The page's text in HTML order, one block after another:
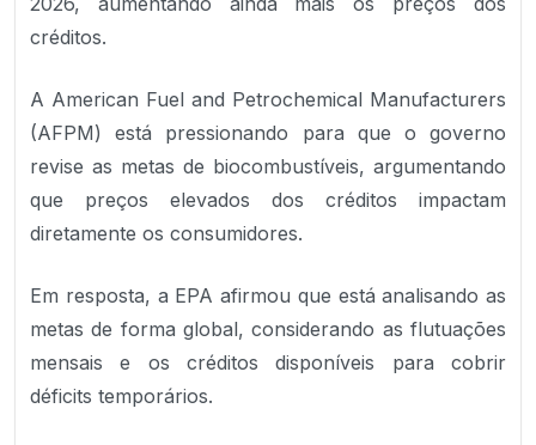
créditos.
A American Fuel and Petrochemical Manufacturers
(AFPM) está pressionando para que o governo
revise as metas de biocombustíveis, argumentando
que preços elevados dos créditos impactam
diretamente os consumidores.
Em resposta, a EPA afirmou que está analisando as
metas de forma global, considerando as flutuações
mensais e os créditos disponíveis para cobrir
déficits temporários.